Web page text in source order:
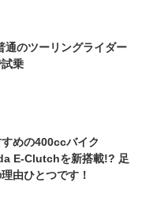
通のツーリングライダー
乗
すめの400ccバイク
E-Clutchを新搭載!? 足
由ひとつです！